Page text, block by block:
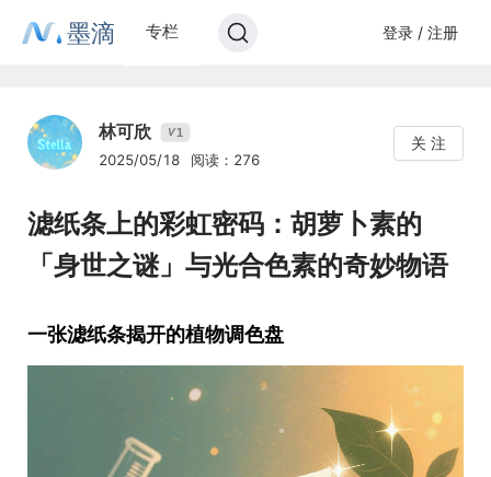
墨滴 专栏 登录 / 注册
林可欣 V1
2025/05/18 阅读：276
关 注
滤纸条上的彩虹密码：胡萝卜素的
「身世之谜」与光合色素的奇妙物语
一张滤纸条揭开的植物调色盘